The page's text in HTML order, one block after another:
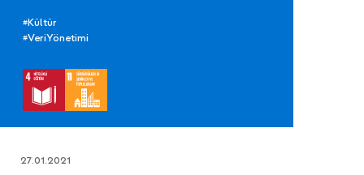
#Kültür
#VeriYönetimi
27.01.2021